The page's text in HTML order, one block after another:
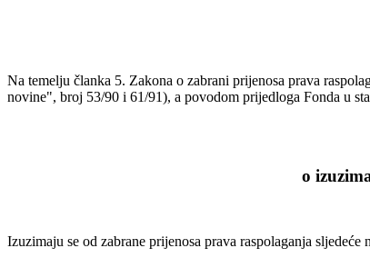
Na temelju članka 5. Zakona o zabrani prijenosa prava
novine", broj 53/90 i 61/91), a povodom prijedloga Fonda u
o
Izuzimaju se od zabrane prijenosa prava raspolaganja